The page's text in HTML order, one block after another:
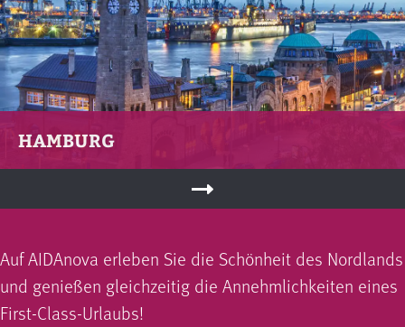
HAMBURG
Auf AIDAnova erleben Sie die Schönheit des Nordlands
und genießen gleichzeitig die Annehmlichkeiten eines
First-Class-Urlaubs!